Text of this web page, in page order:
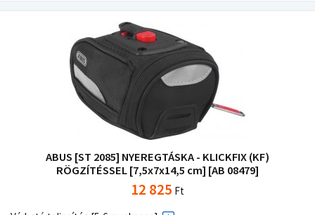
ABUS [ST 2085] NYEREGTÁSKA - KLICKFIX (KF)
RÖGZÍTÉSSEL [7,5x7x14,5 cm] [AB 08479]
12 825 Ft